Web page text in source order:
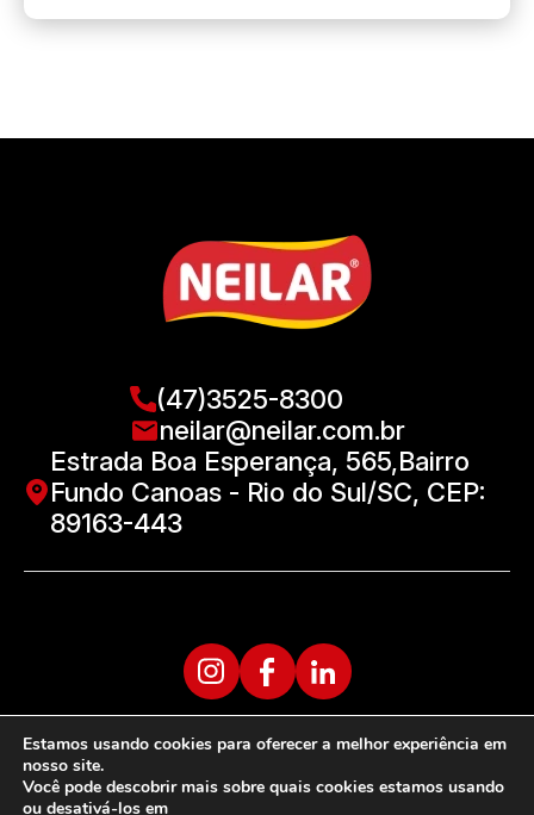
(47)3525-8300
neilar@neilar.com.br
Estrada Boa Esperança, 565,Bairro
Fundo Canoas - Rio do Sul/SC, CEP:
89163-443
Estamos usando cookies para oferecer a melhor experiência em
nosso site.
Você pode descobrir mais sobre quais cookies estamos usando
ou desativá-los em